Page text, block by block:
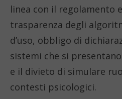
linea con il regolamento
trasparenza degli
d’uso, obbligo di
sistemi che si
e il divieto di simulare
contesti psicologici.